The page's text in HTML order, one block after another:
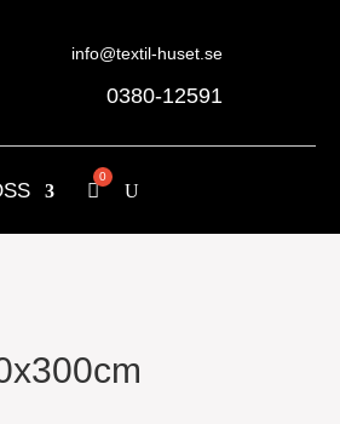
info@textil-huset.se
0380-12591